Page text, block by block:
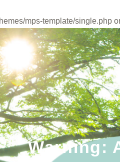
mps-template/single.php
Warning: